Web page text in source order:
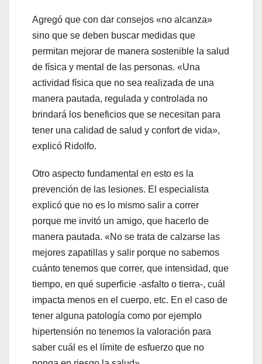
Agregó que con dar consejos «no alcanza»
sino que se deben buscar medidas que
permitan mejorar de manera sostenible la salud
de física y mental de las personas. «Una
actividad física que no sea realizada de una
manera pautada, regulada y controlada no
brindará los beneficios que se necesitan para
tener una calidad de salud y confort de vida»,
explicó Ridolfo.
Otro aspecto fundamental en esto es la
prevención de las lesiones. El especialista
explicó que no es lo mismo salir a correr
porque me invitó un amigo, que hacerlo de
manera pautada. «No se trata de calzarse las
mejores zapatillas y salir porque no sabemos
cuánto tenemos que correr, que intensidad, que
tiempo, en qué superficie -asfalto o tierra-, cuál
impacta menos en el cuerpo, etc. En el caso de
tener alguna patología como por ejemplo
hipertensión no tenemos la valoración para
saber cuál es el límite de esfuerzo que no